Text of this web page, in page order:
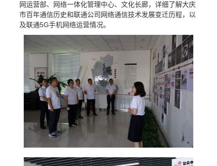
网运营部、网络一体化管理中心、文化长廊，详细了解大庆
市百年通信历史和联通公司网络通信技术发展变迁历程，以
及联通5G手机网络运营情况。